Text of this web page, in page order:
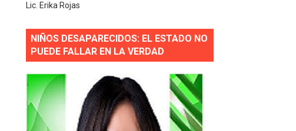
Lic. Erika Rojas
NIÑOS DESAPARECIDOS: EL ESTADO NO
PUEDE FALLAR EN LA VERDAD